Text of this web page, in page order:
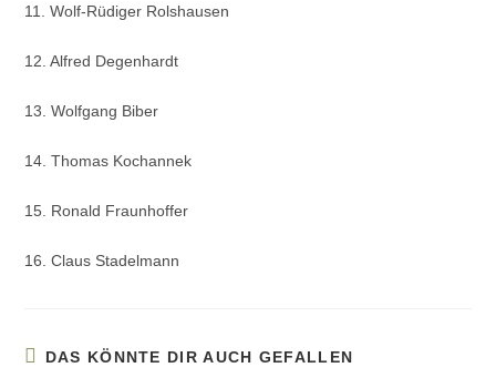
11. Wolf-Rüdiger Rolshausen
12. Alfred Degenhardt
13. Wolfgang Biber
14. Thomas Kochannek
15. Ronald Fraunhoffer
16. Claus Stadelmann
DAS KÖNNTE DIR AUCH GEFALLEN